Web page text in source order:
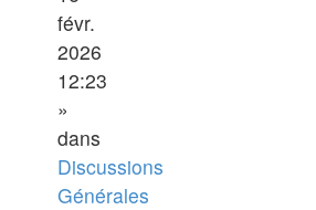
févr.
2026
12:23
»
dans
Discussions
Générales